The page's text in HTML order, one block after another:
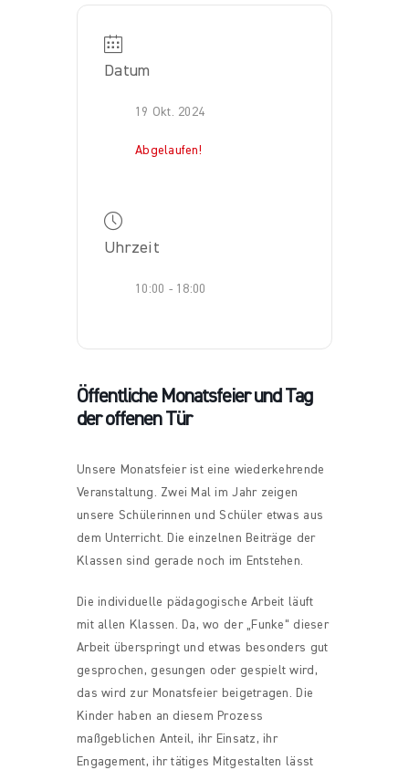
Datum
19 Okt. 2024
Abgelaufen!
Uhrzeit
10:00 - 18:00
Öffentliche Monatsfeier und Tag
der offenen Tür
Unsere Monatsfeier ist eine wiederkehrende
Veranstaltung. Zwei Mal im Jahr zeigen
unsere Schülerinnen und Schüler etwas aus
dem Unterricht. Die einzelnen Beiträge der
Klassen sind gerade noch im Entstehen.
Die individuelle pädagogische Arbeit läuft
mit allen Klassen. Da, wo der „Funke“ dieser
Arbeit überspringt und etwas besonders gut
gesprochen, gesungen oder gespielt wird,
das wird zur Monatsfeier beigetragen. Die
Kinder haben an diesem Prozess
maßgeblichen Anteil, ihr Einsatz, ihr
Engagement, ihr tätiges Mitgestalten lässt